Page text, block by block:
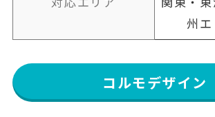
州
コルモデザイン